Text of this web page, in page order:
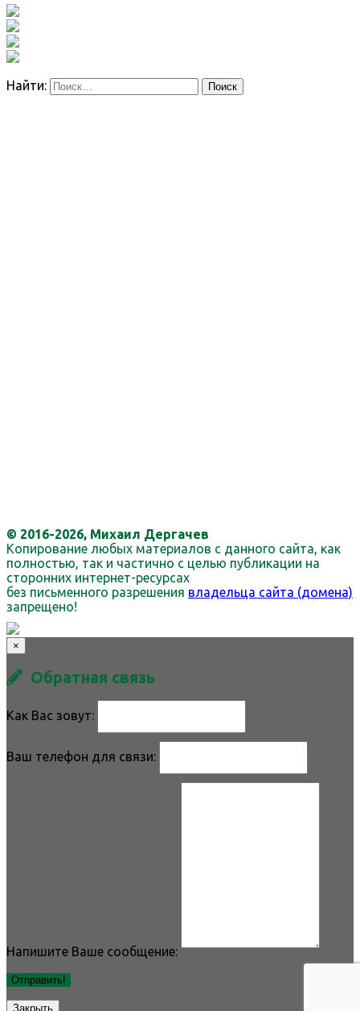
Найти:
© 2016-2026, Михаил Дергачев
Копирование любых материалов с данного сайта, как
полностью, так и частично с целью публикации на
сторонних интернет-ресурсах
без письменного разрешения владельца сайта (домена)
запрещено!
×
Обратная связь
Как Вас зовут:
Ваш телефон для связи:
Напишите Ваше сообщение:
Отправить!
Закрыть